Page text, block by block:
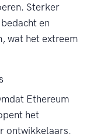
Sterker
en
wat het extreem
Ethereum
het
ontwikkelaars.